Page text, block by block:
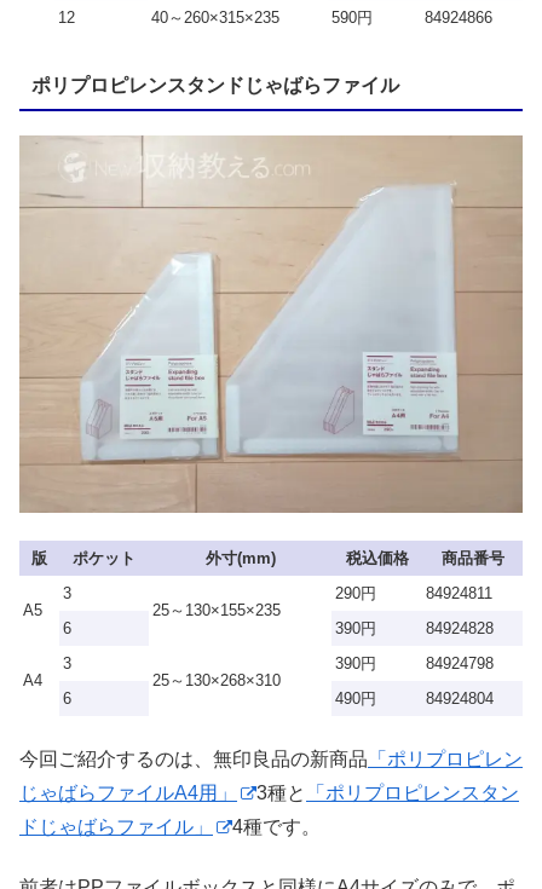
12
40～260×315×235 590円 84924866
ポリプロピレンスタンドじゃばらファイル
版 ポケット 外寸(mm) 税込価格 商品番号
A5
3
25～130×155×235
290円
84924811
6
390円 84924828
A4
3
25～130×268×310
390円
84924798
6
490円 84924804
今回ご紹介するのは、無印良品の新商品 「ポリプロピレン
じゃばらファイルA4用」
3種と
「ポリプロピレンスタン
ドじゃばらファイル」
4種です。